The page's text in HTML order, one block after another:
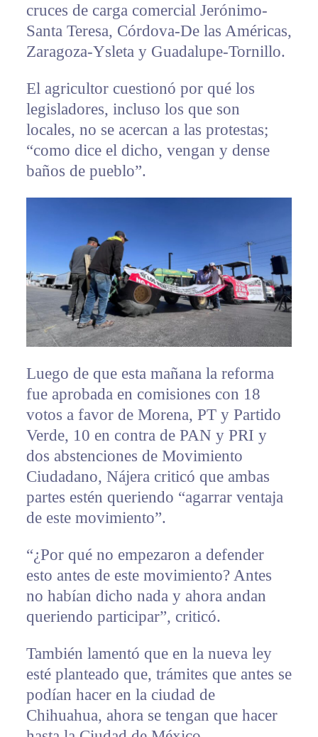
cruces de carga comercial Jerónimo-
Santa Teresa, Córdova-De las Américas,
Zaragoza-Ysleta y Guadalupe-Tornillo.
El agricultor cuestionó por qué los
legisladores, incluso los que son
locales, no se acercan a las protestas;
“como dice el dicho, vengan y dense
baños de pueblo”.
Luego de que esta mañana la reforma
fue aprobada en comisiones con 18
votos a favor de Morena, PT y Partido
Verde, 10 en contra de PAN y PRI y
dos abstenciones de Movimiento
Ciudadano, Nájera criticó que ambas
partes estén queriendo “agarrar ventaja
de este movimiento”.
“¿Por qué no empezaron a defender
esto antes de este movimiento? Antes
no habían dicho nada y ahora andan
queriendo participar”, criticó.
También lamentó que en la nueva ley
esté planteado que, trámites que antes se
podían hacer en la ciudad de
Chihuahua, ahora se tengan que hacer